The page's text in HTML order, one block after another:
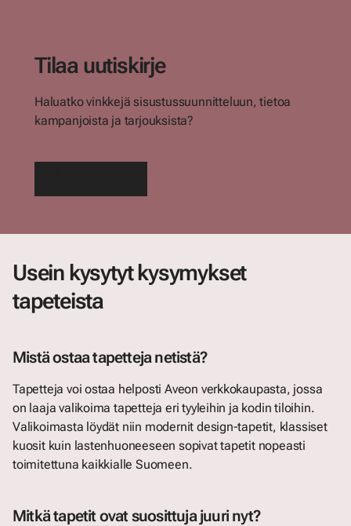
Tilaa uutiskirje
Haluatko vinkkejä sisustussuunnitteluun, tietoa
kampanjoista ja tarjouksista?
Usein kysytyt kysymykset
tapeteista
Mistä ostaa tapetteja netistä?
Tapetteja voi ostaa helposti Aveon verkkokaupasta, jossa
on laaja valikoima tapetteja eri tyyleihin ja kodin tiloihin.
Valikoimasta löydät niin modernit design-tapetit, klassiset
kuosit kuin lastenhuoneeseen sopivat tapetit nopeasti
toimitettuna kaikkialle Suomeen.
Mitkä tapetit ovat suosittuja juuri nyt?